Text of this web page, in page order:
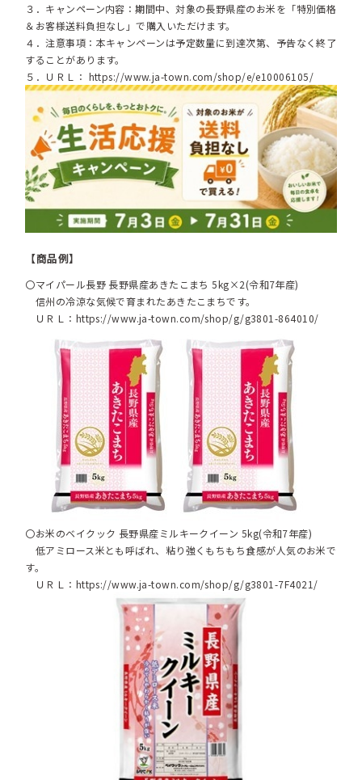
３．キャンペーン内容：期間中、対象の長野県産のお米を「特別価格
＆お客様送料負担なし」で購入いただけます。
４．注意事項：本キャンペーンは予定数量に到達次第、予告なく終了
することがあります。
５．ＵＲＬ： https://www.ja-town.com/shop/e/e10006105/
【商品例】
〇マイパール長野 長野県産あきたこまち 5kg×2(令和7年産)
信州の冷涼な気候で育まれたあきたこまちです。
ＵＲＬ： https://www.ja-town.com/shop/g/g3801-864010/
〇お米のベイクック 長野県産ミルキークイーン 5kg(令和7年産)
低アミロース米とも呼ばれ、粘り強くもちもち食感が人気のお米で
す。
ＵＲＬ： https://www.ja-town.com/shop/g/g3801-7F4021/